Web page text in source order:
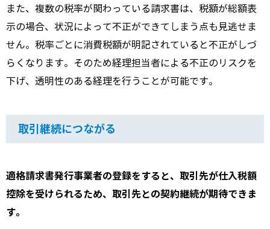
また、複数の税率が関わっている請求書は、税額が総額表
示の場合、状況によって不正ができてしまう点も見逃せま
せん。税率ごとに消費税額が明記されていると不正がしづ
らくなります。そのため経理担当者による不正のリスクを
下げ、透明性のある経理を行うことが可能です。
取引継続につながる
適格請求書発行事業者の登録をすると、取引先が仕入税額
控除を受けられるため、取引先との契約継続が期待できま
す。